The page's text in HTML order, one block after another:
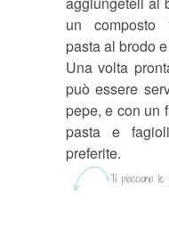
un composto
pasta al brodo
Una volta
può essere
pepe, e con un
pasta e
preferite.